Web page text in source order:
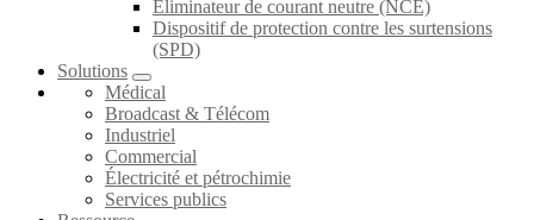
Éliminateur de courant neutre (NCE)
Dispositif de protection contre les surtensions
(SPD)
Solutions
Médical
Broadcast & Télécom
Industriel
Commercial
Électricité et pétrochimie
Services publics